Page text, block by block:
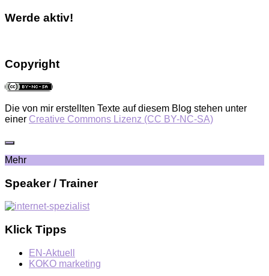
Werde aktiv!
Copyright
Die von mir erstellten Texte auf diesem Blog stehen unter
einer Creative Commons Lizenz (CC BY-NC-SA)
Mehr
Speaker / Trainer
Klick Tipps
EN-Aktuell
KOKO marketing